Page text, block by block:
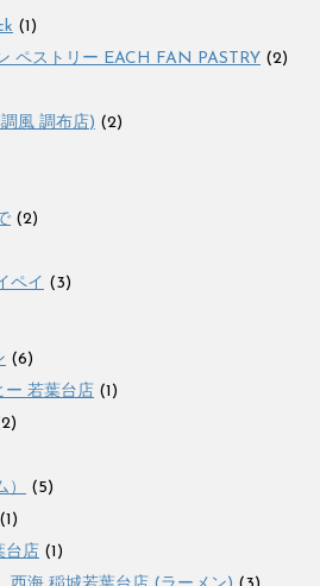
(1)
ペストリー EACH FAN PASTRY (2)
風 調布店) (2)
(2)
ペイ (3)
(6)
ー 若葉台店 (1)
(5)
(1)
台店 (1)